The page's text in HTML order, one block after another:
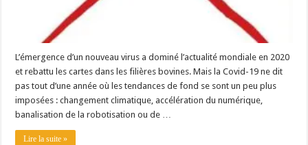
L’émergence d’un nouveau virus a dominé l’actualité mondiale en 2020
et rebattu les cartes dans les filières bovines. Mais la Covid-19 ne dit
pas tout d’une année où les tendances de fond se sont un peu plus
imposées : changement climatique, accélération du numérique,
banalisation de la robotisation ou de …
Lire la suite »